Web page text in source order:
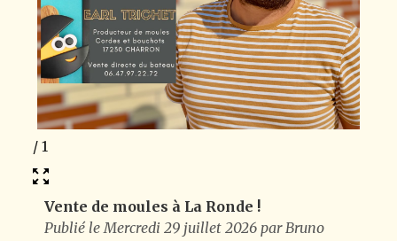
/1
Vente de moules à La Ronde !
Publié le Mercredi 29 juillet 2026 par Bruno